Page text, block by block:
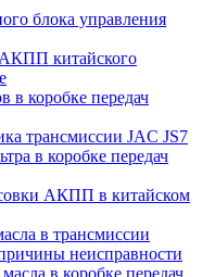
блока управления
китайского
в коробке передач
трансмиссии JAC JS7
в коробке передач
АКПП в китайском
в трансмиссии
неисправности
в коробке передач